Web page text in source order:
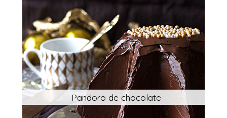
Pandoro de chocolate